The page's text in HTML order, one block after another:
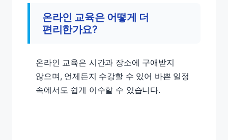
온라인 교육은 어떻게 더
편리한가요?
온라인 교육은 시간과 장소에 구애받지
않으며, 언제든지 수강할 수 있어 바쁜 일정
속에서도 쉽게 이수할 수 있습니다.